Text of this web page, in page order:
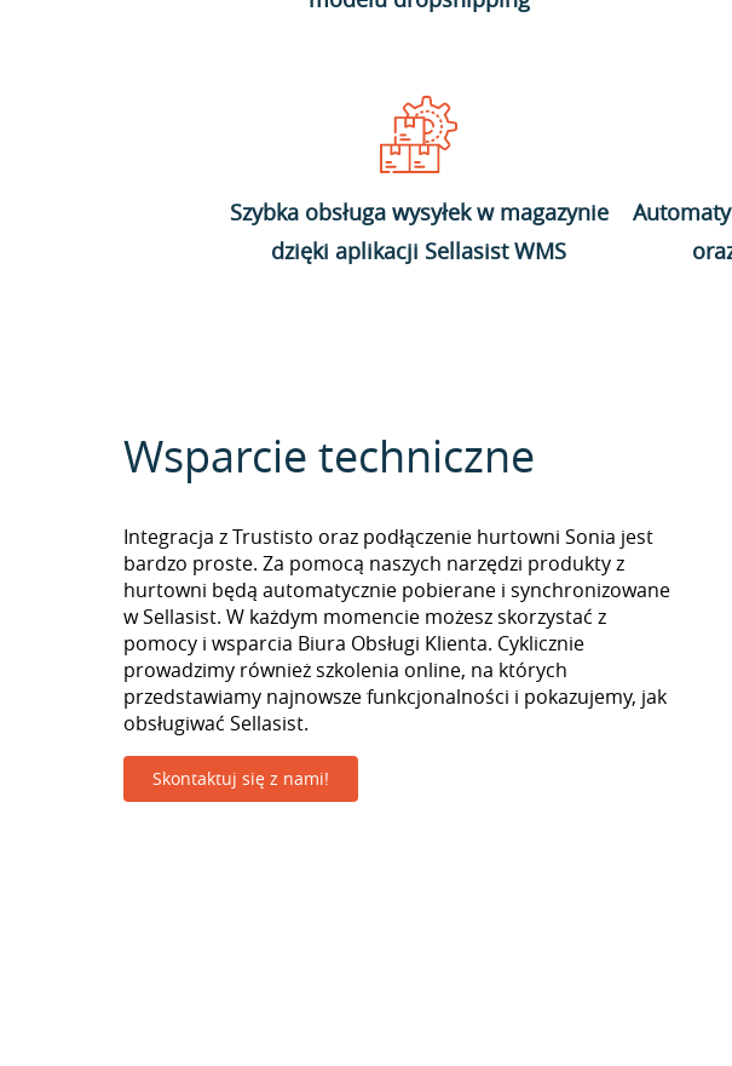
Szybka obsługa wysyłek w magazynie
dzięki aplikacji Sellasist WMS
Wsparcie techniczne
Integracja z Trustisto oraz podłączenie hurtowni Sonia jest
bardzo proste. Za pomocą naszych narzędzi produkty z
hurtowni będą automatycznie pobierane i synchronizowane
w Sellasist. W każdym momencie możesz skorzystać z
pomocy i wsparcia Biura Obsługi Klienta. Cyklicznie
prowadzimy również szkolenia online, na których
przedstawiamy najnowsze funkcjonalności i pokazujemy, jak
obsługiwać Sellasist.
Skontaktuj się z nami!